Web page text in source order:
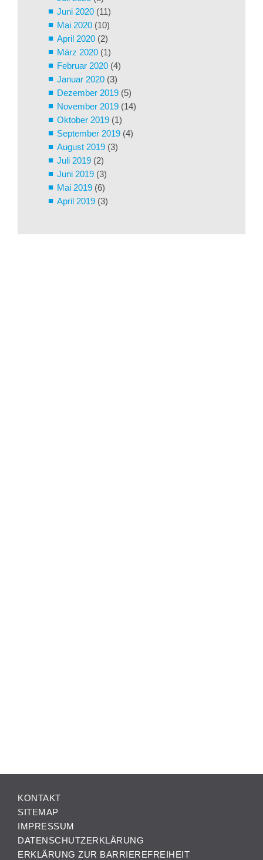
Juni 2020 (11)
Mai 2020 (10)
April 2020 (2)
März 2020 (1)
Februar 2020 (4)
Januar 2020 (3)
Dezember 2019 (5)
November 2019 (14)
Oktober 2019 (1)
September 2019 (4)
August 2019 (3)
Juli 2019 (2)
Juni 2019 (3)
Mai 2019 (6)
April 2019 (3)
KONTAKT
SITEMAP
IMPRESSUM
DATENSCHUTZERKLÄRUNG
ERKLÄRUNG ZUR BARRIEREFREIHEIT